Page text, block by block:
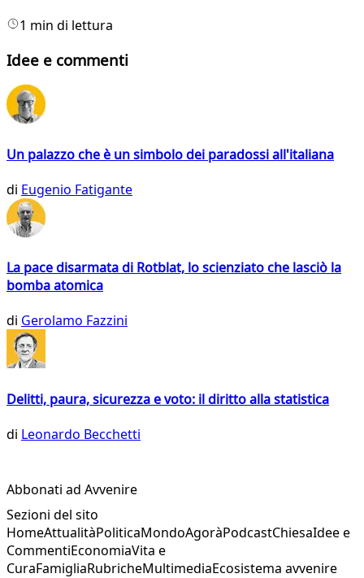
1 min di lettura
Idee e commenti
Un palazzo che è un simbolo dei paradossi all'italiana
di Eugenio Fatigante
La pace disarmata di Rotblat, lo scienziato che lasciò la
bomba atomica
di Gerolamo Fazzini
Delitti, paura, sicurezza e voto: il diritto alla statistica
di Leonardo Becchetti
Abbonati ad Avvenire
Sezioni del sito
HomeAttualitàPoliticaMondoAgoràPodcastChiesaIdee e
CommentiEconomiaVita e
CuraFamigliaRubricheMultimediaEcosistema avvenire